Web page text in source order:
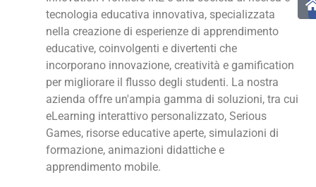
tecnologia educativa innovativa, specializzata
nella creazione di esperienze di apprendimento
educative, coinvolgenti e divertenti che
incorporano innovazione, creatività e gamification
per migliorare il flusso degli studenti. La nostra
azienda offre un'ampia gamma di soluzioni, tra cui
eLearning interattivo personalizzato, Serious
Games, risorse educative aperte, simulazioni di
formazione, animazioni didattiche e
apprendimento mobile.